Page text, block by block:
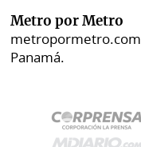
Metro por Metro
metropormetro.com
Panamá.